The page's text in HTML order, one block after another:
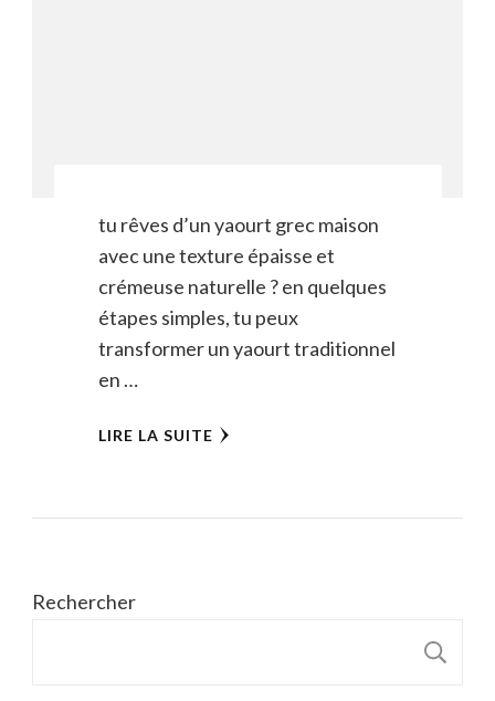
tu rêves d’un yaourt grec maison
avec une texture épaisse et
crémeuse naturelle ? en quelques
étapes simples, tu peux
transformer un yaourt traditionnel
en …
LIRE LA SUITE
Rechercher